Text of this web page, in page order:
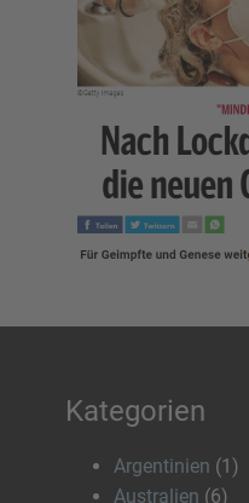
Kategorien
Argentinien (1)
Australien (6)